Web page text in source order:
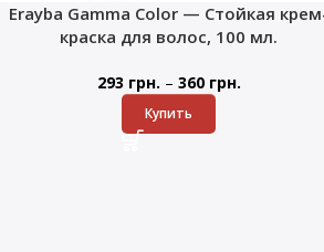
Erayba Gamma Color — Стойкая
краска для волос, 100 мл.
293 грн. – 360 грн.
Купить